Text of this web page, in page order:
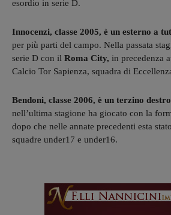
esordio in serie D.
Innocenzi, classe 2005, è un esterno a
per più parti del campo. Nella passata
serie D con il Roma City, in precedenza
Calcio Tor Sapienza, squadra di
Bendoni, classe 2006, è un terzino
nell’ultima stagione ha giocato con la
dopo che nelle annate precedenti esta
squadre under17 e under16.